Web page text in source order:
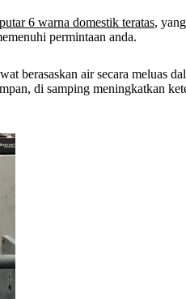
6 warna domestik teratas,
permintaan anda.
berasaskan air secara meluas
di samping meningkatkan